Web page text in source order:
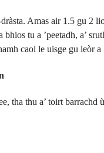
Amas air 1.5 gu 2
bhios tu a ’peetadh, a’
caol le uisge gu leòr
tha thu a’ toirt